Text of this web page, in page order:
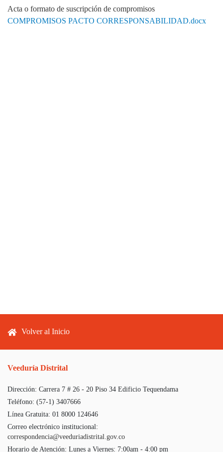
Acta o formato de suscripción de compromisos
COMPROMISOS PACTO CORRESPONSABILIDAD.docx
Footer menu
Volver al Inicio
Veeduría Distrital
Dirección: Carrera 7 # 26 - 20 Piso 34 Edificio Tequendama
Teléfono: (57-1) 3407666
Línea Gratuita: 01 8000 124646
Correo electrónico institucional:
correspondencia@veeduriadistrital.gov.co
Horario de Atención: Lunes a Viernes: 7:00am - 4:00 pm